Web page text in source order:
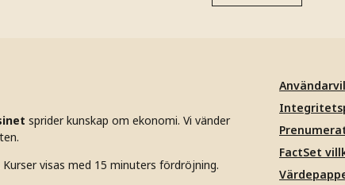
sprider kunskap om ekonomi. Vi vänder
visas med 15 minuters fördröjning.
FactSet